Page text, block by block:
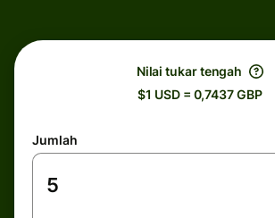
Nilai tukar tengah
$1 USD = 0,7437 GBP
Jumlah